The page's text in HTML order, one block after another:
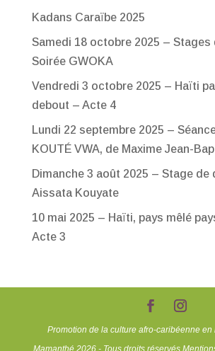
Kadans Caraïbe 2025
Samedi 18 octobre 2025 – Stages
Soirée GWOKA
Vendredi 3 octobre 2025 – Haïti
debout – Acte 4
Lundi 22 septembre 2025 –
KOUTÉ VWA, de Maxime Jean-
Dimanche 3 août 2025 – Stage de
Aissata Kouyate
10 mai 2025 – Haïti, pays mêlé
Acte 3
Promotion de la culture afro-caribéenne
Mamanthé 2026 - Tous droits réservés